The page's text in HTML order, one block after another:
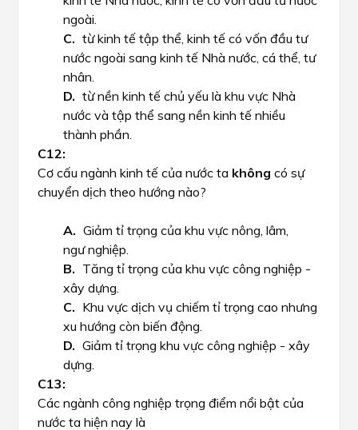
ngoài.
từ kinh tế tập thể, kinh tế có vốn đầu tư
nước ngoài sang kinh tế Nhà nước, cá thể, tư
nhân.
từ nền kinh tế chủ yếu là khu vực Nhà
nước và tập thể sang nền kinh tế nhiều
thành phần.
Cơ cấu ngành kinh tế của nước ta không có sự
chuyển dịch theo hướng nào?
Giảm tỉ trọng của khu vực nông, lâm,
ngư nghiệp.
Tăng tỉ trọng của khu vực công nghiệp -
xây dựng.
Khu vực dịch vụ chiếm tỉ trọng cao nhưng
xu hướng còn biến động.
Giảm tỉ trọng khu vực công nghiệp - xây
dựng.
Các ngành công nghiệp trọng điểm nổi bật của
nước ta hiện nay là